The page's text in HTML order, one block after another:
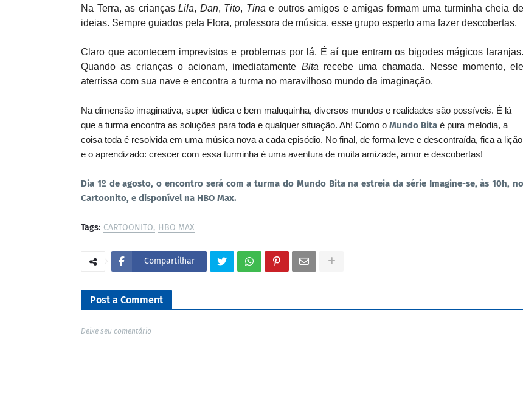
Na Terra, as criançasLila, Dan, Tito, Tina e outros amigos e amigas formam uma turminha cheia de
ideias. Sempre guiados pela Flora, professora de música, esse grupo esperto ama fazer descobertas.
Claro que acontecem imprevistos e problemas por lá. É aí que entram os bigodes mágicos laranjas.
Quando as crianças o acionam, imediatamente Bita recebe uma chamada. Nesse momento, ele
aterrissa com sua nave e encontra a turma no maravilhoso mundo da imaginação.
Na dimensão imaginativa, super lúdica e bem maluquinha, diversos mundos e realidades são possíveis. É lá
que a turma encontra as soluções para toda e qualquer situação. Ah! Como o Mundo Bita é pura melodia, a
coisa toda é resolvida em uma música nova a cada episódio. No final, de forma leve e descontraída, fica a lição
e o aprendizado: crescer com essa turminha é uma aventura de muita amizade, amor e descobertas!
Dia 1º de agosto, o encontro será com a turma do Mundo Bita na estreia da série Imagine-se, às 10h, no
Cartoonito, e disponível na HBO Max.
Tags: CARTOONITO HBO MAX
Compartilhar
Post a Comment
Deixe seu comentário